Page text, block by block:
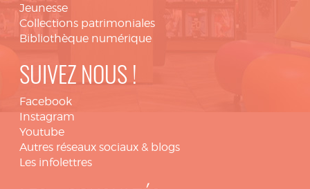
Jeunesse
Collections patrimoniales
Bibliothèque numérique
SUIVEZ NOUS !
Facebook
Instagram
Youtube
Autres réseaux sociaux & blogs
Les infolettres